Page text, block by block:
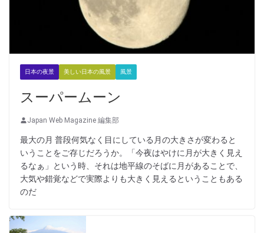
日本の夜景 美しい日本の風景 風景
スーパームーン
Japan Web Magazine 編集部
最大の月 普段何気なく目にしている月の大きさが変わると
いうことをご存じだろうか。「今夜はやけに月が大きく見え
るなぁ」という時、それは地平線のそばに月があることで、
大気や錯覚などで実際よりも大きく見えるということもある
のだ